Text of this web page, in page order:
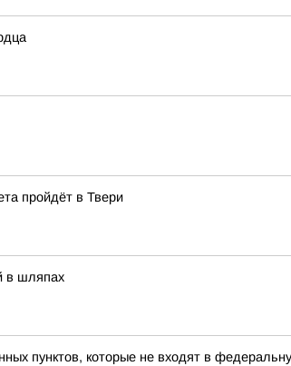
пройдёт в Твери
в шляпах
пунктов, которые не входят в